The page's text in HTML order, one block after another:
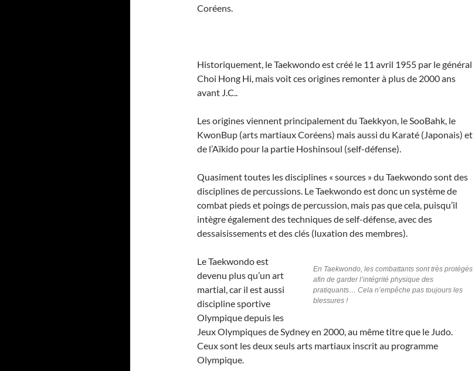
Coréens.
Historiquement, le Taekwondo est créé le 11 avril 1955 par le général
Choi Hong Hi, mais voit ces origines remonter à plus de 2000 ans
avant J.C..
Les origines viennent principalement du Taekkyon, le SooBahk, le
KwonBup (arts martiaux Coréens) mais aussi du Karaté (Japonais) et
de l’Aïkido pour la partie Hoshinsoul (self-défense).
Quasiment toutes les disciplines « sources » du Taekwondo sont des
disciplines de percussions. Le Taekwondo est donc un système de
combat pieds et poings de percussion, mais pas que cela, puisqu’il
intègre également des techniques de self-défense, avec des
dessaisissements et des clés (luxation des membres).
En Taekwondo, les combattants sont très protégés
afin de garder l’intégrité physique des
pratiquants… Cela n’empêche pas toujours les
blessures !
Le Taekwondo est
devenu plus qu’un art
martial, car il est aussi
discipline sportive
Olympique depuis les
Jeux Olympiques de Sydney en 2000, au même titre que le Judo.
Ceux sont les deux seuls arts martiaux inscrit au programme
Olympique.